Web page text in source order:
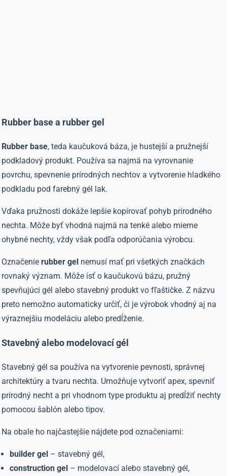
Rubber base a rubber gel
Rubber base, teda kaučuková báza, je hustejší a pružnejší
podkladový produkt. Používa sa najmä na vyrovnanie
povrchu, spevnenie prírodných nechtov a vytvorenie hladkého
podkladu pod farebný gél lak.
Vďaka pružnosti dokáže lepšie kopírovať pohyb prírodného
nechta. Môže byť vhodná najmä na tenké alebo mierne
ohybné nechty, vždy však podľa odporúčania výrobcu.
Označenierubber gel nemusí mať pri všetkých značkách
rovnaký význam. Môže ísť o kaučukovú bázu, pružný
spevňujúci gél alebo stavebný produkt vo fľaštičke. Z názvu
preto nemožno automaticky určiť, či je výrobok vhodný aj na
výraznejšiu modeláciu alebo predĺženie.
Stavebný alebo modelovací gél
Stavebný gél sa používa na vytvorenie pevnosti, správnej
architektúry a tvaru nechta. Umožňuje vytvoriť apex, spevniť
prírodný necht a pri vhodnom type produktu aj predĺžiť nechty
pomocou šablón alebo tipov.
Na obale ho najčastejšie nájdete pod označeniami:
builder gel – stavebný gél,
construction gel – modelovací alebo stavebný gél,